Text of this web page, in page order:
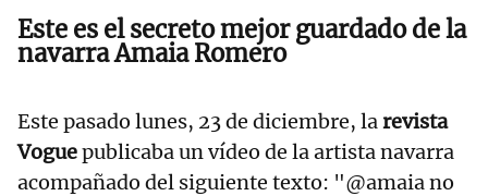
Este es el secreto mejor guardado de la
navarra Amaia Romero
Este pasado lunes, 23 de diciembre, larevista
Voguepublicaba un vídeo de la artista navarra
acompañado del siguiente texto: "@amaia no